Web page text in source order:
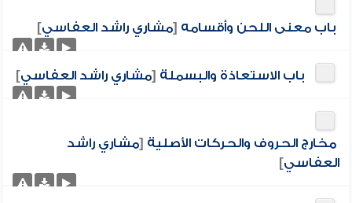
باب معنى اللحن وأقسامه [مشاري راشد العفاسي]
باب الاستعاذة والبسملة [مشاري راشد العفاسي]
مخارج الحروف والحركات الأصلية [مشاري راشد
العفاسي]